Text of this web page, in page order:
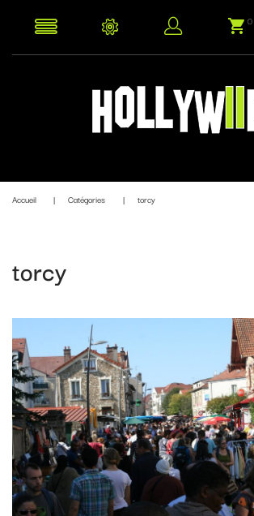
0
Accueil Catégories torcy
torcy